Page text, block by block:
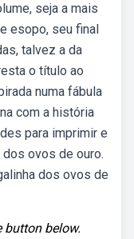
seja a mais
esopo, seu final
talvez a da
o título ao
numa fábula
com a história
para imprimir e
ovos de ouro.
dos ovos de
button below.